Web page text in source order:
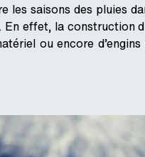
les saisons des pluies
effet, la construction
ou encore